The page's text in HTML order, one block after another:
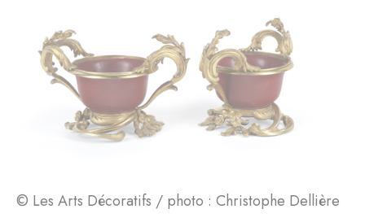
© Les Arts Décoratifs / photo : Christophe Dellière